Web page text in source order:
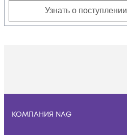
Узнать о поступлении
КОМПАНИЯ NAG